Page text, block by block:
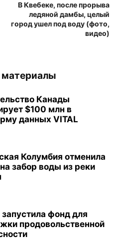
В Квебеке, после прорыва
ледяной дамбы, целый
город ушел под воду (фото,
видео)
Канады
$100 млн в
данных VITAL
Колумбия отменила
забор воды из реки
фонд для
продовольственной